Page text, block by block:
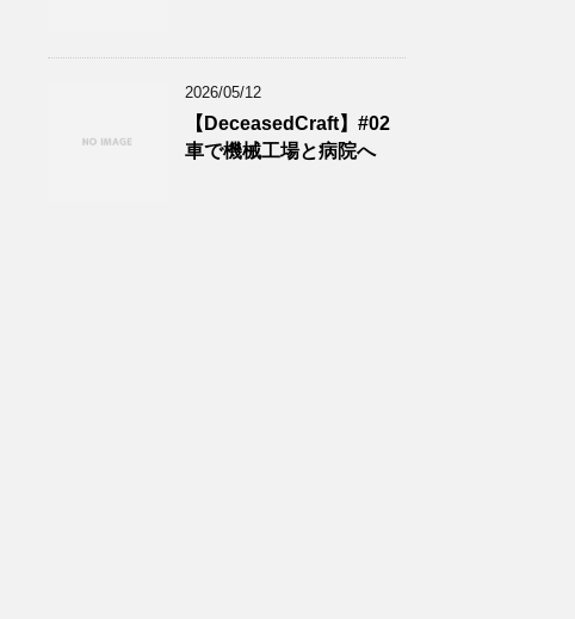
2026/05/12
【DeceasedCraft】#02
車で機械工場と病院へ